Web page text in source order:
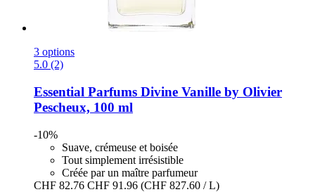
3 options
5.0 (2)
Essential Parfums Divine Vanille by Olivier
Pescheux, 100 ml
-10%
Suave, crémeuse et boisée
Tout simplement irrésistible
Créée par un maître parfumeur
CHF 82.76 CHF 91.96 (CHF 827.60 / L)